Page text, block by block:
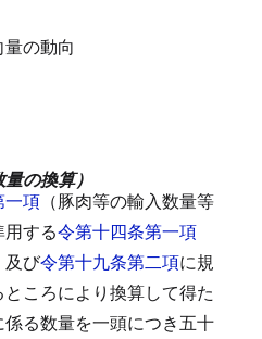
の動向
の換算）
一項 （豚肉等の輸入数量等
する令第十四条第一項
及び令第十九条第二項に規
ころにより換算して得た
る数量を一頭につき五十